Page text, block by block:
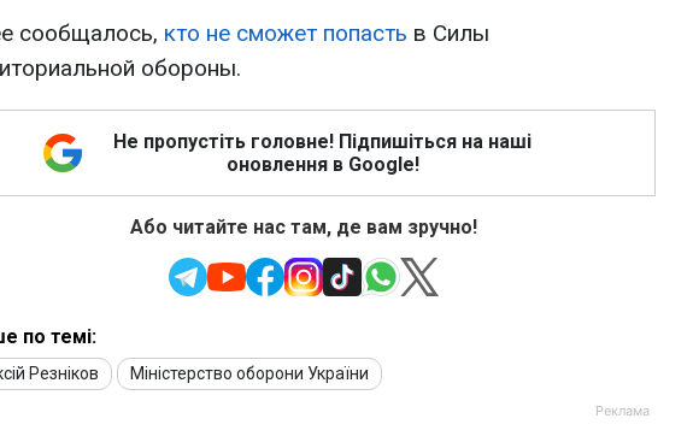
сообщалось, кто не сможет попасть в Силы
обороны.
Не пропустіть головне! Підпишіться на наші
оновлення в Google!
Або читайте нас там, де вам зручно!
по темі:
Резніков Міністерство оборони України